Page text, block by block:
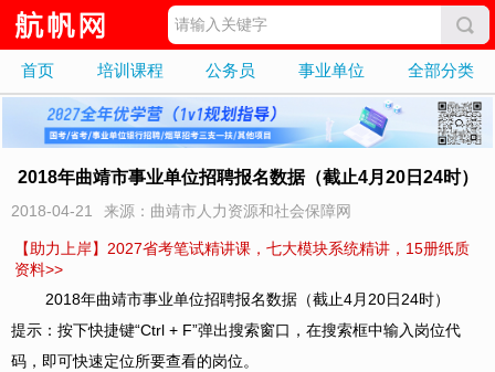
首页 培训课程 公务员 事业单位 全部分类
2018年曲靖市事业单位招聘报名数据（截止4月20日24时）
2018-04-21 来源：曲靖市人力资源和社会保障网
【助力上岸】2027省考笔试精讲课，七大模块系统精讲，15册纸质
资料>>
2018年曲靖市事业单位招聘报名数据（截止4月20日24时）
提示： 按下快捷键“Ctrl + F”弹出搜索窗口，在搜索框中输入岗位代
码，即可快速定位所要查看的岗位。